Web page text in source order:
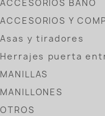
ACCESORIOS BAÑO
ACCESORIOS Y
Asas y tiradores
Herrajes puerta
MANILLAS
MANILLONES
OTROS